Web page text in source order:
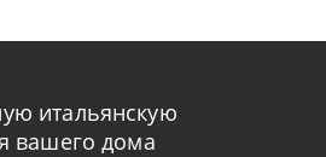
по запросу
итальянскую
вашего дома